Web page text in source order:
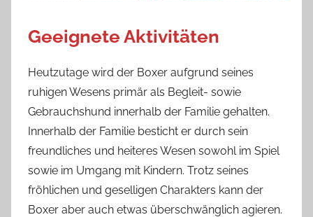
Geeignete Aktivitäten
Heutzutage wird der Boxer aufgrund seines
ruhigen Wesens primär als Begleit- sowie
Gebrauchshund innerhalb der Familie gehalten.
Innerhalb der Familie besticht er durch sein
freundliches und heiteres Wesen sowohl im Spiel
sowie im Umgang mit Kindern. Trotz seines
fröhlichen und geselligen Charakters kann der
Boxer aber auch etwas überschwänglich agieren.